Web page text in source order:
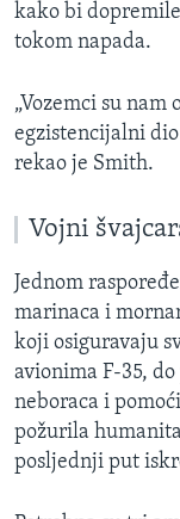
kako bi
tokom napada.
„Vozemci su nam
egzistencijalni
rekao je Smith.
Vojni
Jednom
marinaca i
koji osiguravaju
avionima F-35,
neboraca i
požurila
posljednji put